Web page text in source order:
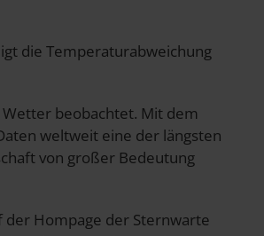
die Temperaturabweichung
beobachtet. Mit dem
weltweit eine der längsten
von großer Bedeutung
Hompage der Sternwarte